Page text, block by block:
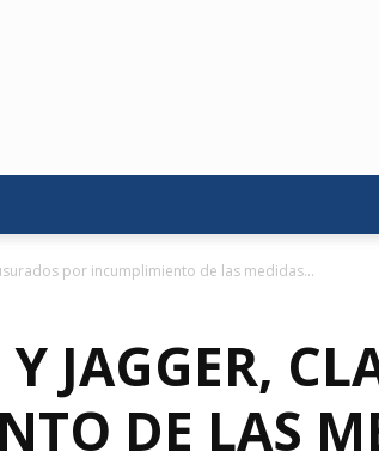
por incumplimiento de las medidas...
JAGGER,
DE LAS